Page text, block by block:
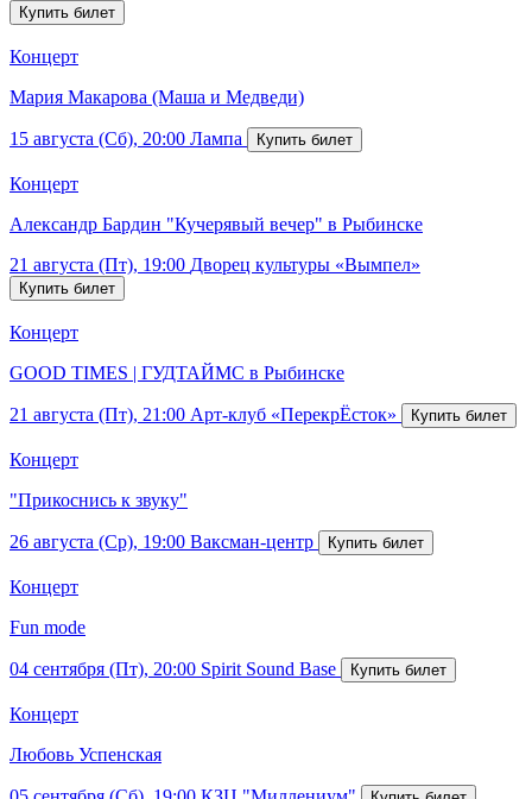
Концерт
Мария Макарова (Маша и Медведи)
15 августа (Сб), 20:00 Лампа
Концерт
Александр Бардин "Кучерявый вечер" в Рыбинске
21 августа (Пт), 19:00 Дворец культуры «Вымпел»
Концерт
GOOD TIMES | ГУДТАЙМС в Рыбинске
21 августа (Пт), 21:00 Арт-клуб «ПерекрЁсток»
Концерт
"Прикоснись к звуку"
26 августа (Ср), 19:00 Ваксман-центр
Концерт
Fun mode
04 сентября (Пт), 20:00 Spirit Sound Base
Концерт
Любовь Успенская